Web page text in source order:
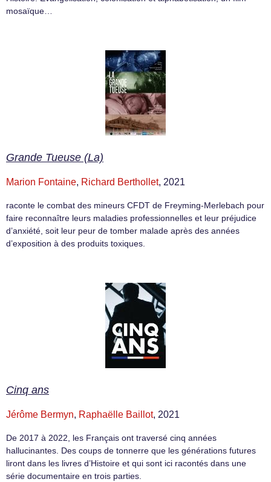
mosaïque…
Grande Tueuse (La)
Marion Fontaine, Richard Berthollet, 2021
raconte le combat des mineurs CFDT de Freyming-Merlebach pour
faire reconnaître leurs maladies professionnelles et leur préjudice
d’anxiété, soit leur peur de tomber malade après des années
d’exposition à des produits toxiques.
Cinq ans
Jérôme Bermyn, Raphaëlle Baillot, 2021
De 2017 à 2022, les Français ont traversé cinq années
hallucinantes. Des coups de tonnerre que les générations futures
liront dans les livres d’Histoire et qui sont ici racontés dans une
série documentaire en trois parties.